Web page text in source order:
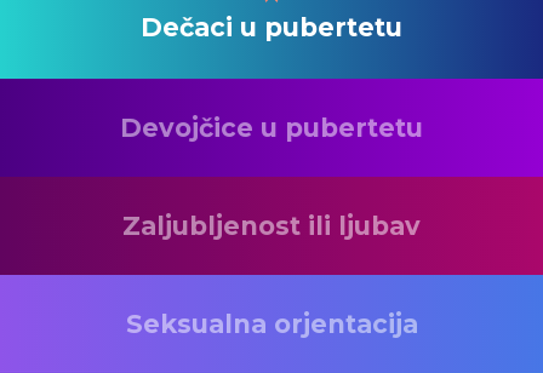
Dečaci u pubertetu
Devojčice u pubertetu
Zaljubljenost ili ljubav
Seksualna orjentacija